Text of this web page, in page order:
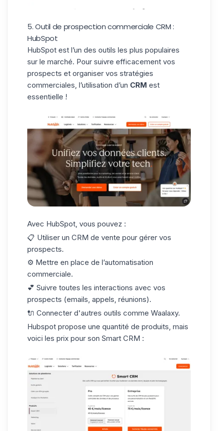
5. Outil de prospection commerciale CRM :
HubSpot
HubSpot est l’un des outils les plus populaires
sur le marché. Pour suivre efficacement vos
prospects et organiser vos stratégies
commerciales, l’utilisation d’un CRM est
essentielle !
Avec HubSpot, vous pouvez :
📋 Utiliser un CRM de vente pour gérer vos
prospects.
⚙️ Mettre en place de l’automatisation
commerciale.
💕 Suivre toutes les interactions avec vos
prospects (emails, appels, réunions).
🔌 Connecter d'autres outils comme Waalaxy.
Hubspot propose une quantité de produits, mais
voici les prix pour son Smart CRM :